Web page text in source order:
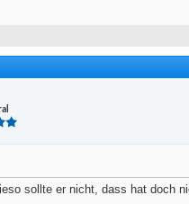
sollte er nicht, dass hat doch